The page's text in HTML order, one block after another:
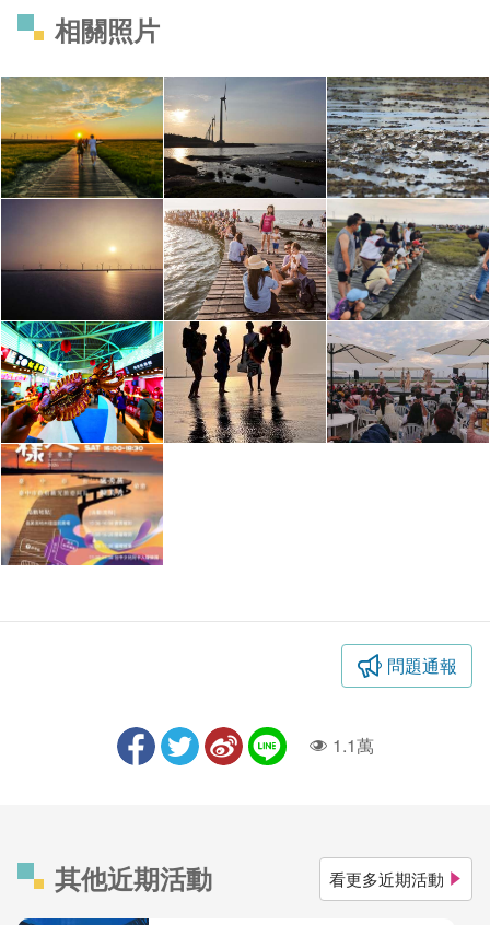
相關照片
問題通報
人氣1.1萬
其他近期活動 看更多近期活動